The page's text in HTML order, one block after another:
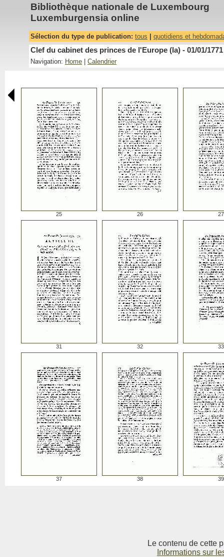
Bibliothèque nationale de Luxembourg
Luxemburgensia online
Sélection du type de publication: tous quotidiens et
Clef du cabinet des princes de l'Europe (la) - 01/01/1771
Navigation: Home Calendrier
25 26 27
31 32 33
37 38 39
Le contenu de cette
Informations sur